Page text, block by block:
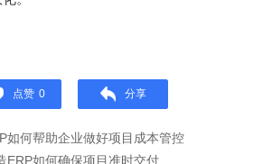
点赞 0 分享
如何帮助企业做好项目成本管控
ERP如何确保项目准时交付